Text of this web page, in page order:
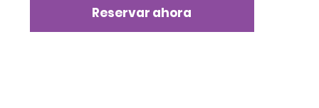
Reservar ahora